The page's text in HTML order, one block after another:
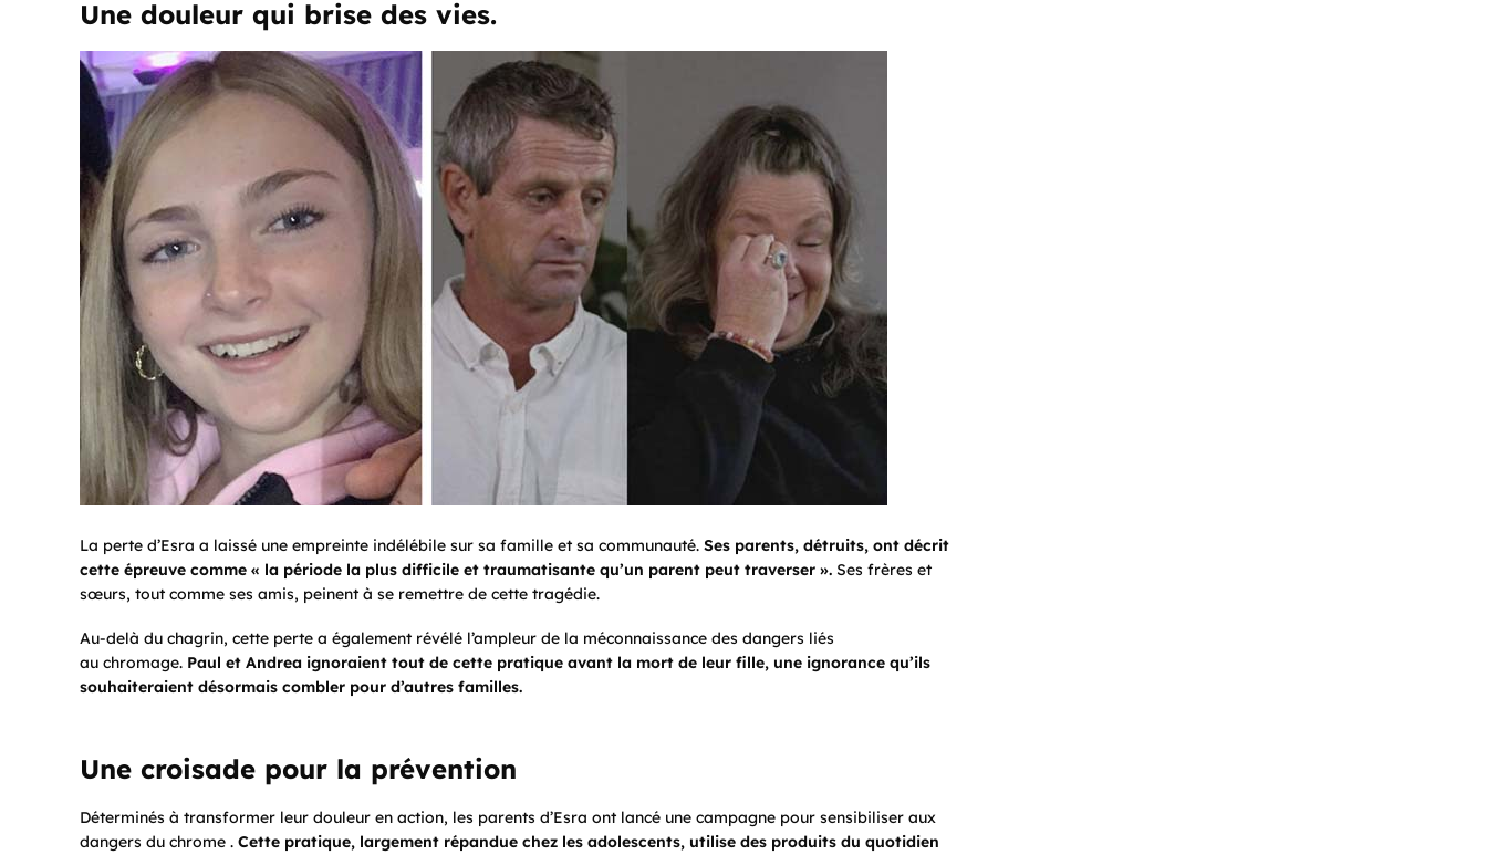
Une douleur qui brise des vies.
La perte d’Esra a laissé une empreinte indélébile sur sa famille et sa communauté. Ses parents, détruits, ont décrit
cette épreuve comme « la période la plus difficile et traumatisante qu’un parent peut traverser ». Ses frères et
sœurs, tout comme ses amis, peinent à se remettre de cette tragédie.
Au-delà du chagrin, cette perte a également révélé l’ampleur de la méconnaissance des dangers liés
au chromage. Paul et Andrea ignoraient tout de cette pratique avant la mort de leur fille, une ignorance qu’ils
souhaiteraient désormais combler pour d’autres familles.
Une croisade pour la prévention
Déterminés à transformer leur douleur en action, les parents d’Esra ont lancé une campagne pour sensibiliser aux
dangers du chrome . Cette pratique, largement répandue chez les adolescents, utilise des produits du quotidien